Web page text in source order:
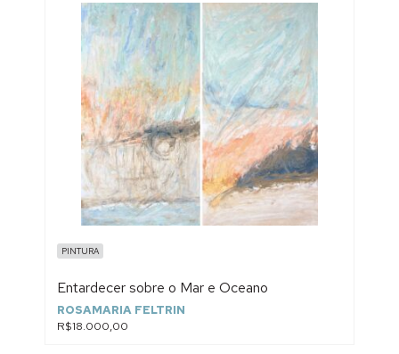
PINTURA
Entardecer sobre o Mar e Oceano
ROSAMARIA FELTRIN
R$18.000,00